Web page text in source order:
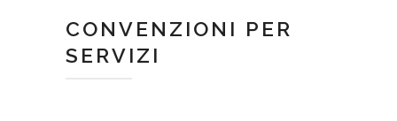
CONVENZIONI PER
SERVIZI